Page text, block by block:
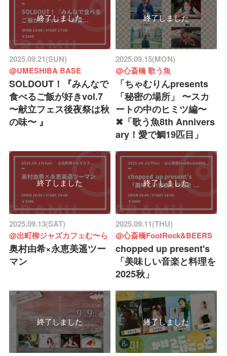
終了しました
2025.09.21(SUN)
@UMESHIBA BASE
SOLDOUT！『みんなで
食べるご飯が好きvol.7
〜献立フェス後夜祭は秋
の味〜 』
終了しました
2025.09.15(MON)
@心斎橋 歌う魚
「ちゃむりんpresents
「秘密の場所」 〜スカ
ートの中のヒミツ編〜
✖︎「歌う魚8th Annivers
ary！愛で鯛19匹目」
終了しました
2025.09.13(SAT)
@出町柳ジャズカフェむ〜ら
奥村由希×永恵美遥ツー
マン
終了しました
2025.09.11(THU)
@心斎橋FootRock&BEERS
chopped up present's
「美味しい音楽と料理を
2025秋」
終了しました 終了しました